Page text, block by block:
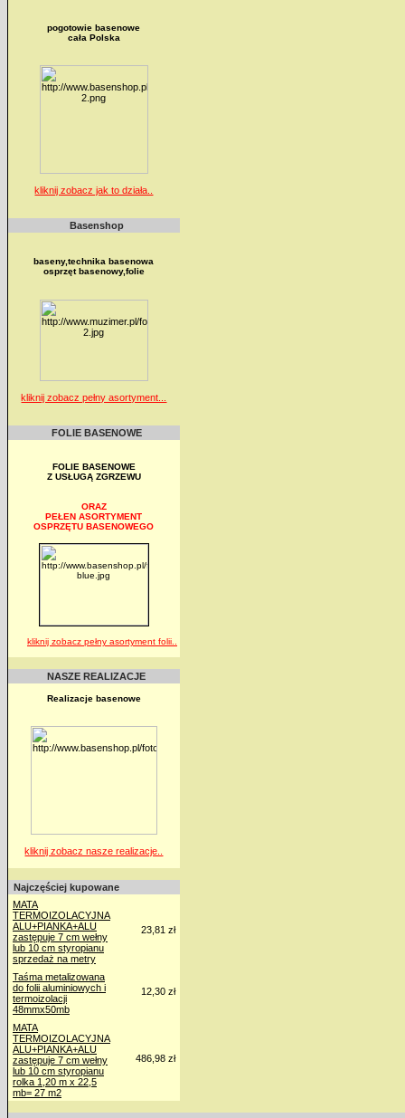
pogotowie basenowe
cała Polska
kliknij zobacz jak to działa..
Basenshop
baseny,technika basenowa
osprzęt basenowy,folie
kliknij zobacz pełny asortyment...
FOLIE BASENOWE
FOLIE BASENOWE
Z USŁUGĄ ZGRZEWU
ORAZ
PEŁEN ASORTYMENT
OSPRZĘTU BASENOWEGO
kliknij zobacz pełny asortyment folii..
NASZE REALIZACJE
Realizacje basenowe
kliknij zobacz nasze realizacje..
Najczęściej kupowane
MATA
TERMOIZOLACYJNA
ALU+PIANKA+ALU
zastępuje 7 cm wełny
lub 10 cm styropianu
sprzedaż na metry
23,81 zł
Taśma metalizowana
do folii aluminiowych i
termoizolacji
48mmx50mb
12,30 zł
MATA
TERMOIZOLACYJNA
ALU+PIANKA+ALU
zastępuje 7 cm wełny
lub 10 cm styropianu
rolka 1,20 m x 22,5
mb= 27 m2
486,98 zł